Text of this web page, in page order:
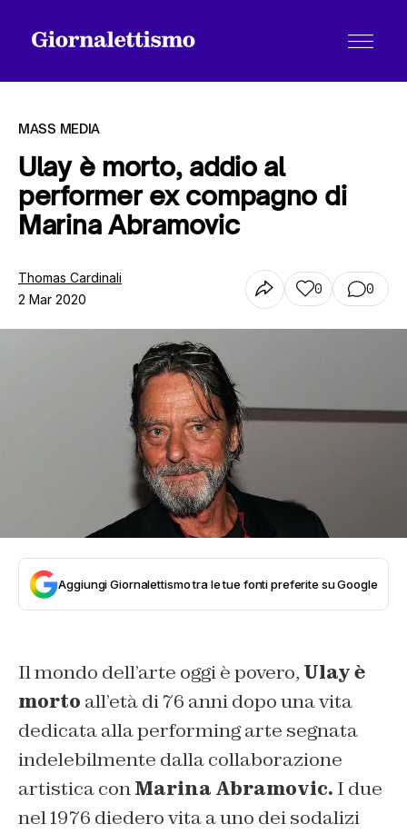
Tutti gli articoli
Chi siamo
MASS MEDIA
Ulay è morto, addio al
performer ex compagno di
Marina Abramovic
Thomas Cardinali
2 Mar 2020
0 0
Aggiungi Giornalettismo tra le tue fonti preferite su Google
Il mondo dell’arte oggi è povero, Ulay è
morto all’età di 76 anni dopo una vita
dedicata alla performing arte segnata
indelebilmente dalla collaborazione
artistica conMarina Abramovic. I due
nel 1976 diedero vita a uno dei sodalizi